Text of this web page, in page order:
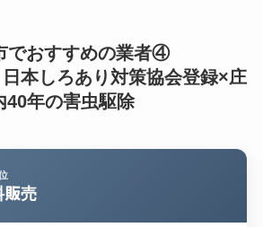
でおすすめの業者④
本しろあり対策協会登録×庄
40年の害虫駆除
販売